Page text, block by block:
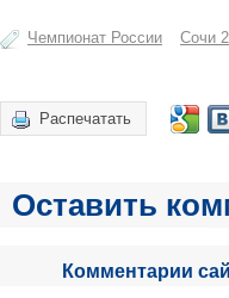
Чемпионат России Сочи
Распечатать
Оставить
Комментарии